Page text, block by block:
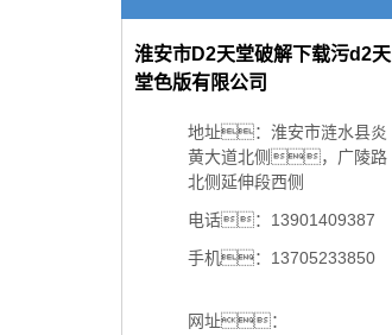
淮安市D2天堂破解下载污d2天
堂色版有限公司
地址：淮安市涟水县炎
黄大道北侧，广陵路
北侧延伸段西侧
电话：13901409387
手机：13705233850
网址：